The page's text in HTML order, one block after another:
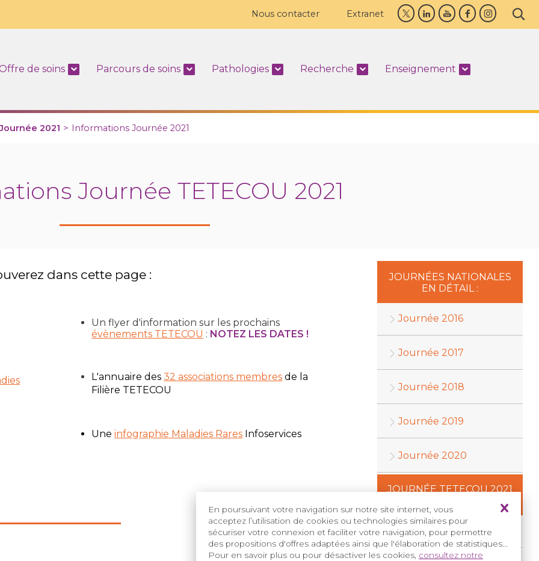
En poursuivant votre navigation sur notre site internet, vous
acceptez l’utilisation de cookies ou technologies similaires pour
sécuriser votre connexion et faciliter votre navigation, pour permettre
des propositions d'offres adaptées ainsi que l'élaboration de statistiques...
Pour en savoir plus ou pour désactiver les cookies, consultez notre
Nous contacter Extranet
de soins Parcours de soins Pathologies Recherche Enseignement
Journée 2021 > Informations Journée 2021
Journée TETECOU 2021
dans cette page :
Un flyer d'information sur les prochains
évènements TETECOU : NOTEZ LES DATES !
L'annuaire des32 associations membres de la
Filière TETECOU
Uneinfographie Maladies Rares Infoservices
JOURNÉES NATIONALES
EN DÉTAIL :
Journée 2016
Journée 2017
Journée 2018
Journée 2019
Journée 2020
JOURNÉE TETECOU 2021
La Journée 2021